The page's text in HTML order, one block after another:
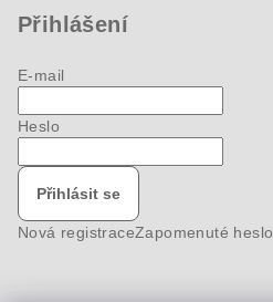
Přihlášení
E-mail
Heslo
Přihlásit se
Nová registraceZapomenuté heslo